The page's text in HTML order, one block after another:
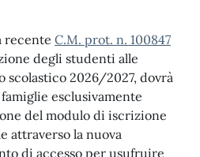
recente C.M. prot. n. 100847
degli studenti alle
scolastico 2026/2027, dovrà
esclusivamente
del modulo di iscrizione
attraverso la nuova
di accesso per usufruire